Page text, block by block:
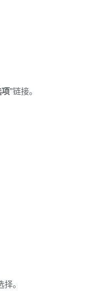
”链接。
。